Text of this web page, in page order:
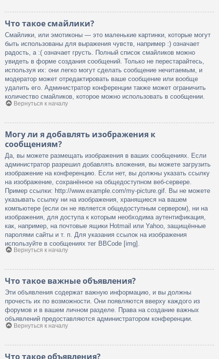
Что такое смайлики?
Смайлики, или эмотиконы — это маленькие картинки, которые могут
быть использованы для выражения чувств, например :) означает
радость, а :( означает грусть. Полный список смайликов можно
увидеть в форме создания сообщений. Только не перестарайтесь,
используя их: они легко могут сделать сообщение нечитаемым, и
модератор может отредактировать ваше сообщение или вообще
удалить его. Администратор конференции также может ограничить
количество смайликов, которое можно использовать в сообщении.
Вернуться к началу
Могу ли я добавлять изображения к
сообщениям?
Да, вы можете размещать изображения в ваших сообщениях. Если
администратор разрешил добавлять вложения, вы можете загрузить
изображение на конференцию. Если нет, вы должны указать ссылку
на изображение, сохранённое на общедоступном веб-сервере.
Пример ссылки: http://www.example.com/my-picture.gif. Вы не можете
указывать ссылку ни на изображения, хранящиеся на вашем
компьютере (если он не является общедоступным сервером), ни на
изображения, для доступа к которым необходима аутентификация,
как, например, на почтовые ящики Hotmail или Yahoo, защищённые
паролями сайты и т. п. Для указания ссылок на изображения
используйте в сообщениях тег BBCode [img].
Вернуться к началу
Что такое важные объявления?
Эти объявления содержат важную информацию, и вы должны
прочесть их по возможности. Они появляются вверху каждого из
форумов и в вашем личном разделе. Права на создание важных
объявлений предоставляются администратором конференции.
Вернуться к началу
Что такое объявления?